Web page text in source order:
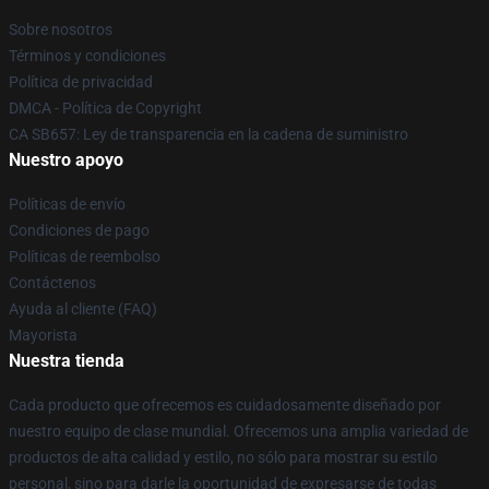
Sobre nosotros
Términos y condiciones
Política de privacidad
DMCA - Política de Copyright
CA SB657: Ley de transparencia en la cadena de suministro
Nuestro apoyo
Políticas de envío
Condiciones de pago
Políticas de reembolso
Contáctenos
Ayuda al cliente (FAQ)
Mayorista
Nuestra tienda
Cada producto que ofrecemos es cuidadosamente diseñado por
nuestro equipo de clase mundial. Ofrecemos una amplia variedad de
productos de alta calidad y estilo, no sólo para mostrar su estilo
personal, sino para darle la oportunidad de expresarse de todas